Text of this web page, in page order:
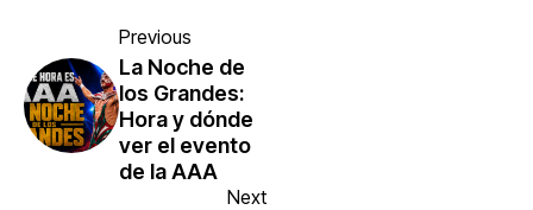
Previous
La Noche de
los Grandes:
Hora y dónde
ver el evento
de la AAA
Next